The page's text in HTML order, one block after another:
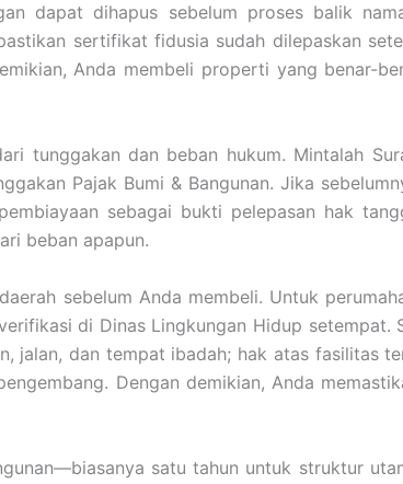
dapat dihapus sebelum proses balik
sertifikat fidusia sudah dilepaskan
Anda membeli properti yang benar-
tunggakan dan beban hukum. Mintalah
Pajak Bumi & Bangunan. Jika
sebagai bukti pelepasan hak
beban apapun.
sebelum Anda membeli. Untuk
di Dinas Lingkungan Hidup setempat.
jalan, dan tempat ibadah; hak atas fasilitas
Dengan demikian, Anda
satu tahun untuk struktur